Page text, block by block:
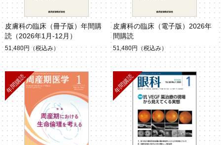
皮膚科の臨床（冊子版）年間購
読（2026年1月-12月）
51,480円 （税込み）
皮膚科の臨床（電子版）2026年
間購読
51,480円 （税込み）